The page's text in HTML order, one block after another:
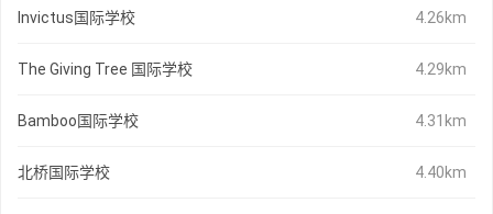
Invictus国际学校 4.26km
The Giving Tree 国际学校 4.29km
Bamboo国际学校 4.31km
北桥国际学校 4.40km